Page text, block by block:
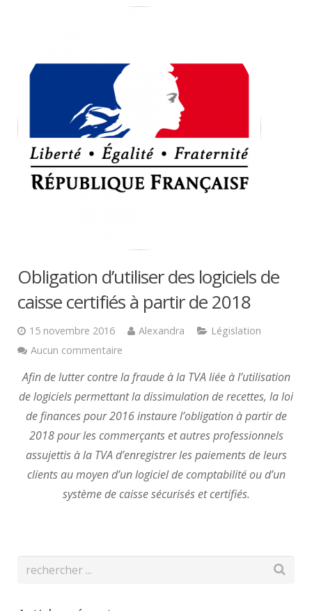
Obligation d’utiliser des logiciels de
caisse certifiés à partir de 2018
15 novembre 2016 Alexandra
Législation
Aucun commentaire
Afin de lutter contre la fraude à la TVA liée à l’utilisation
de logiciels permettant la dissimulation de recettes, la loi
de finances pour 2016 instaure l’obligation à partir de
2018 pour les commerçants et autres professionnels
assujettis à la TVA d’enregistrer les paiements de leurs
clients au moyen d’un logiciel de comptabilité ou d’un
système de caisse sécurisés et certifiés.